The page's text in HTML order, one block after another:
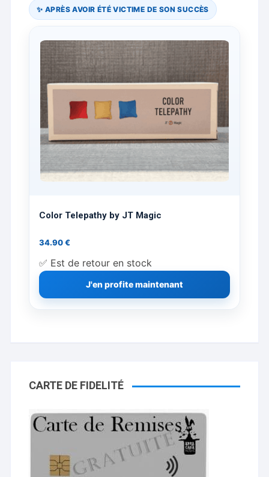
✨ APRÈS AVOIR ÉTÉ VICTIME DE SON SUCCÈS
Color Telepathy by JT Magic
34.90€
✅ Est de retour en stock
J'en profite maintenant
CARTE DE FIDELITÉ